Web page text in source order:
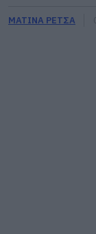
ΜΑΤΙΝΑ ΡΕΤΣΑ